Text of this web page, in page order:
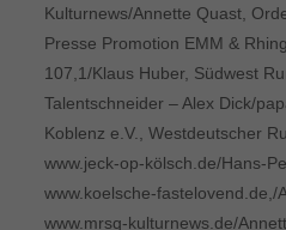
Kulturnews/Annette Quast,
Presse Promotion EMM &
107,1/Klaus Huber, Südwest
Talentschneider – Alex Dick/
Koblenz e.V., Westdeutscher
www.jeck-op-kölsch.de/Hans-
www.koelsche-fastelovend.de,/
www.mrsq-kulturnews.de/